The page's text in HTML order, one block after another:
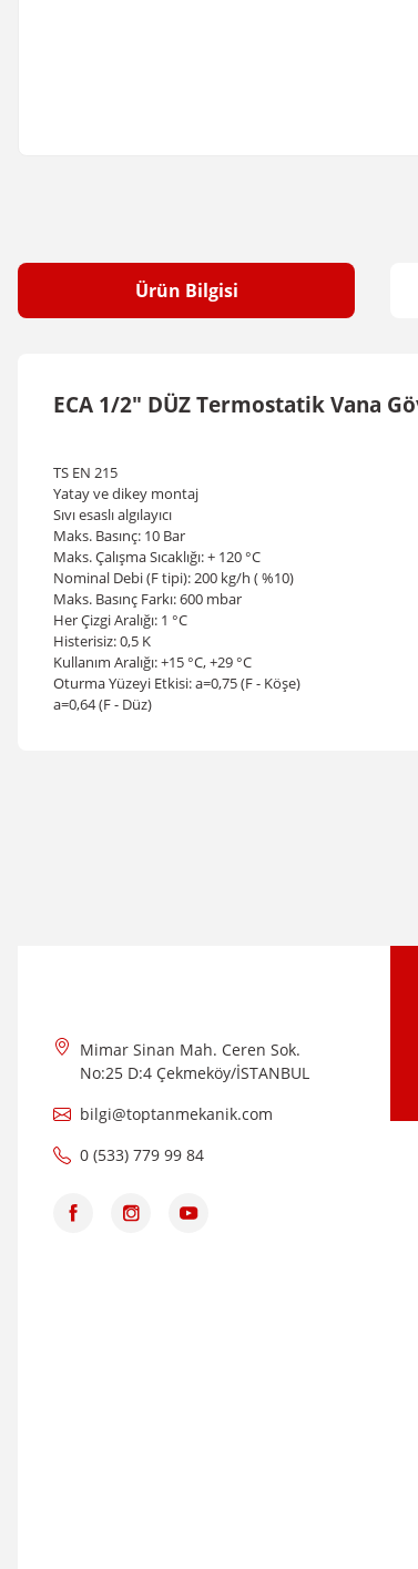
Ürün Bilgisi
ECA 1/2" DÜZ Termostatik Vana
TS EN 215
Yatay ve dikey montaj
Sıvı esaslı algılayıcı
Maks. Basınç: 10 Bar
Maks. Çalışma Sıcaklığı: + 120 °C
Nominal Debi (F tipi): 200 kg/h ( %10)
Maks. Basınç Farkı: 600 mbar
Her Çizgi Aralığı: 1 °C
Histerisiz: 0,5 K
Kullanım Aralığı: +15 °C, +29 °C
Oturma Yüzeyi Etkisi: a=0,75 (F - Köşe)
a=0,64 (F - Düz)
Mimar Sinan Mah. Ceren Sok.
No:25 D:4 Çekmeköy/İSTANBUL
bilgi@toptanmekanik.com
0 (533) 779 99 84